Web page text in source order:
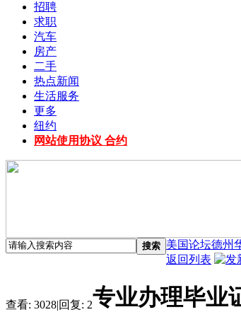
招聘
求职
汽车
房产
二手
热点新闻
生活服务
更多
纽约
网站使用协议 合约
搜索 美国论坛德州
返回列表
查看: 3028|回复: 2专业办理毕业